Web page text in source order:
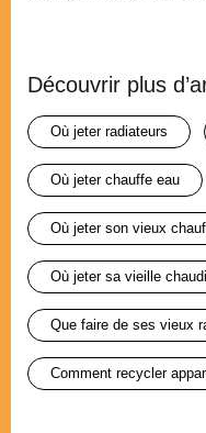
Découvrir plus
où jeter radiateurs
où jeter chauffe eau
où jeter son vieux
où jeter sa vieille
que faire de ses vieux
comment recycler